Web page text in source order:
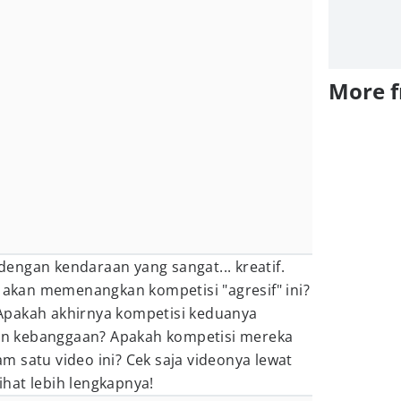
kendaraan yang sangat... kreatif.
memenangkan kompetisi "agresif" ini?
akhirnya kompetisi keduanya
kebanggaan? Apakah kompetisi mereka
satu video ini? Cek saja videonya lewat
lebih lengkapnya!
More